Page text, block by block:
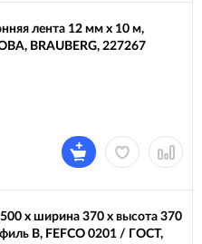
лента 12 мм х 10 м,
BRAUBERG, 227267
х ширина 370 х высота 370
В, FEFCO 0201 / ГОСТ,